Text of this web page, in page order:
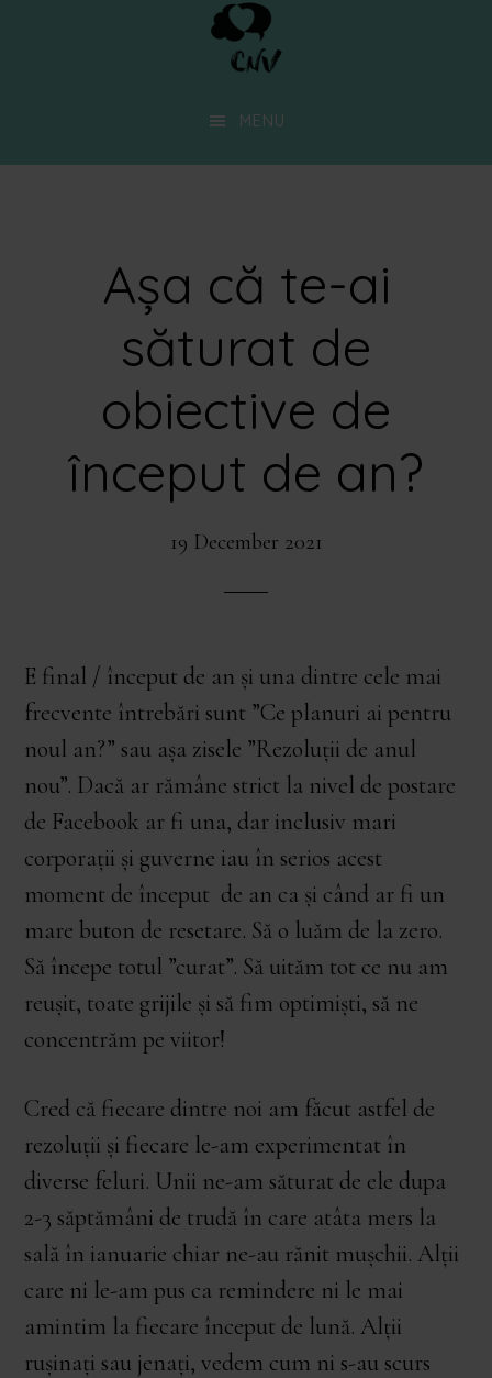
MENU
Așa că te-ai
săturat de
obiective de
început de an?
19 December 2021
E final / început de an și una dintre cele mai
frecvente întrebări sunt ”Ce planuri ai pentru
noul an?” sau așa zisele ”Rezoluții de anul
nou”. Dacă ar rămâne strict la nivel de postare
de Facebook ar fi una, dar inclusiv mari
corporații și guverne iau în serios acest
moment de început de an ca și când ar fi un
mare buton de resetare. Să o luăm de la zero.
Să începe totul ”curat”. Să uităm tot ce nu am
reușit, toate grijile și să fim optimiști, să ne
concentrăm pe viitor!
Cred că fiecare dintre noi am făcut astfel de
rezoluții și fiecare le-am experimentat în
diverse feluri. Unii ne-am săturat de ele dupa
2-3 săptămâni de trudă în care atâta mers la
sală în ianuarie chiar ne-au rănit mușchii. Alții
care ni le-am pus ca remindere ni le mai
amintim la fiecare început de lună. Alții
rușinați sau jenați, vedem cum ni s-au scurs